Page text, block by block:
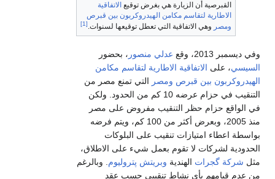
القبرصية أن الزيارة هي بغرض توقيع الاتفاقية
الاطارية لتقاسم مكامن الهيدروكربون بين قبرص
ومصر وهي الاتفاقية التي تعطل توقيعها لسنوات.[1]
وفي ديسمبر 2013، وقع عدلي منصور ، بحضور
السيسي، على الاتفاقية الاطارية لتقاسم مكامن
الهيدروكربون بين قبرص ومصر التي تمنع مصر من
التنقيب في حزام عرضه 10 كم من الحدود. ولكن
في الواقع حزام حظر التنقيب مفروض على مصر
منذ 2005، وبعرض أكثر من 100 كم، ويتم فرضه
بواسطة اعطاء امتيازات تنقيب على البلوكات
الحدودية لشركات لا تقوم بعمل شيء على الاطلاق،
مثل شركة گجرات الهندية وبريتش پتروليوم. وبالرغم
من عدم قيامهم بأي نشاط تنقيبي حسب عقد